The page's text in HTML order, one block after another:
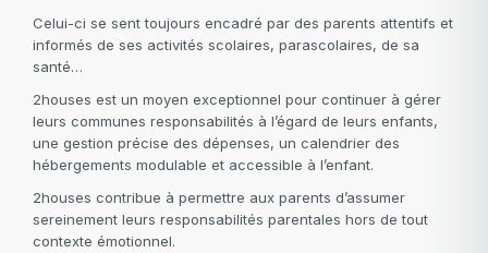
Celui-ci se sent toujours encadré par des parents attentifs et
informés de ses activités scolaires, parascolaires, de sa
santé…
2houses est un moyen exceptionnel pour continuer à gérer
leurs communes responsabilités à l’égard de leurs enfants,
une gestion précise des dépenses, un calendrier des
hébergements modulable et accessible à l’enfant.
2houses contribue à permettre aux parents d’assumer
sereinement leurs responsabilités parentales hors de tout
contexte émotionnel.